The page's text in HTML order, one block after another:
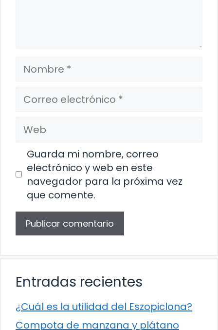
Nombre
Correo
electrónico
Web
Guarda mi nombre, correo
electrónico y web en este
navegador para la próxima vez
que comente.
Entradas recientes
¿Cuál es la utilidad del Eszopiclona?
Compota de manzana y plátano